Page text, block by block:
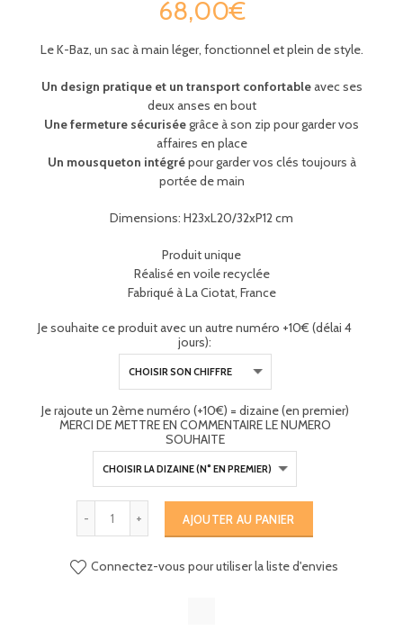
68,00€
Le K-Baz, un sac à main léger, fonctionnel et plein de style.
Un design pratique et un transport confortableavec ses
deux anses en bout
Une fermeture sécuriséegrâce à son zip pour garder vos
affaires en place
Un mousqueton intégrépour garder vos clés toujours à
portée de main
Dimensions: H23xL20/32xP12 cm
Produit unique
Réalisé en voile recyclée
Fabriqué à La Ciotat, France
Je souhaite ce produit avec un autre numéro +10€ (délai 4
jours):
Je rajoute un 2ème numéro (+10€) = dizaine (en premier)
MERCI DE METTRE EN COMMENTAIRE LE NUMERO
SOUHAITE
AJOUTER AU PANIER
Connectez-vous pour utiliser la liste d'envies